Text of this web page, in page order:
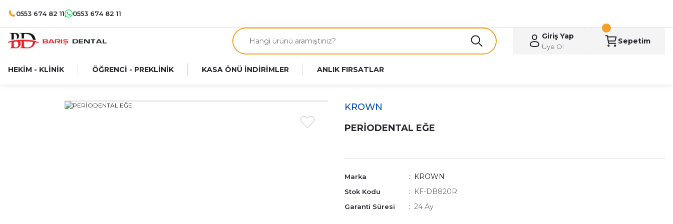
0553 674 82 11 0553 674 82 11
Giriş Yap
Üye Ol
Sepetim
HEKİM - KLİNİK ÖĞRENCİ - PREKLİNİK KASA ÖNÜ İNDİRİMLER ANLIK FIRSATLAR
KROWN
PERİODENTAL EĞE
Marka KROWN
Stok Kodu KF-DB820R
Garanti Süresi 24 Ay